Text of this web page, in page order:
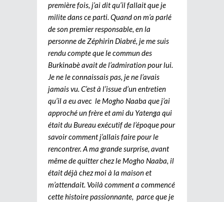
première fois, j’ai dit qu’il fallait que je
milite dans ce parti. Quand on m’a parlé
de son premier responsable, en la
personne de Zéphirin Diabré, je me suis
rendu compte que le commun des
Burkinabè avait de l’admiration pour lui.
Je ne le connaissais pas, je ne l’avais
jamais vu. C’est à l’issue d’un entretien
qu’il a eu avec le Mogho Naaba que j’ai
approché un frère et ami du Yatenga qui
était du Bureau exécutif de l’époque pour
savoir comment j’allais faire pour le
rencontrer. A ma grande surprise, avant
même de quitter chez le Mogho Naaba, il
était déjà chez moi à la maison et
m’attendait. Voilà comment a commencé
cette histoire passionnante, parce que je